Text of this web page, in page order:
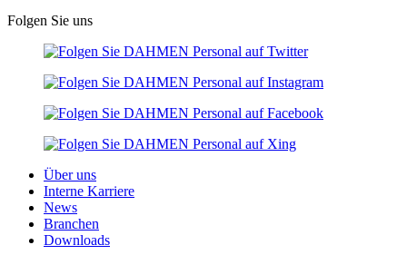
Folgen Sie uns
Über uns
Interne Karriere
News
Branchen
Downloads